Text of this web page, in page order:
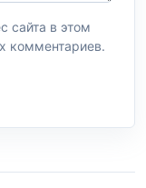
сайта в этом
комментариев.